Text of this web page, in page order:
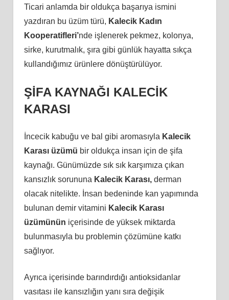
Ticari anlamda bir oldukça başarıya ismini
yazdıran bu üzüm türü, Kalecik Kadın
Kooperatifleri’nde işlenerek pekmez, kolonya,
sirke, kurutmalık, şıra gibi günlük hayatta sıkça
kullandığımız ürünlere dönüştürülüyor.
ŞİFA KAYNAĞI KALECİK
KARASI
İncecik kabuğu ve bal gibi aromasıyla Kalecik
Karası üzümü bir oldukça insan için de şifa
kaynağı. Günümüzde sık sık karşımıza çıkan
kansızlık sorununa Kalecik Karası,derman
olacak nitelikte. İnsan bedeninde kan yapımında
bulunan demir vitamini Kalecik Karası
üzümünün içerisinde de yüksek miktarda
bulunmasıyla bu problemin çözümüne katkı
sağlıyor.
Ayrıca içerisinde barındırdığı antioksidanlar
vasıtası ile kansızlığın yanı sıra değişik